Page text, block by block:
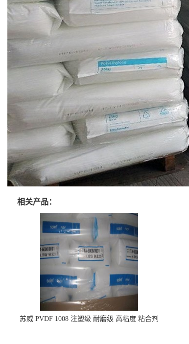
相关产品：
苏威 PVDF 1008 注塑级 耐磨级 高粘度 粘合剂